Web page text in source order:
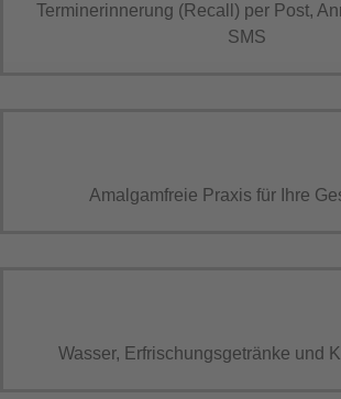
Terminerinnerung (Recall) per Post,
SMS
Amalgamfreie Praxis für Ihre
Wasser, Erfrischungsgetränke und